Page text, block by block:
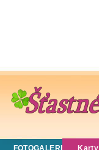
FOTOGALERIE Karty